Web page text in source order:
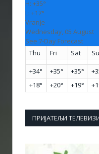
H: +35°
L: +17°
Vranje
Wednesday, 05 August
See 7-Day Forecast
Thu
Fri Sat
+34° +35° +35° +
+18° +20° +19° +
ПРИЈАТЕЉИ